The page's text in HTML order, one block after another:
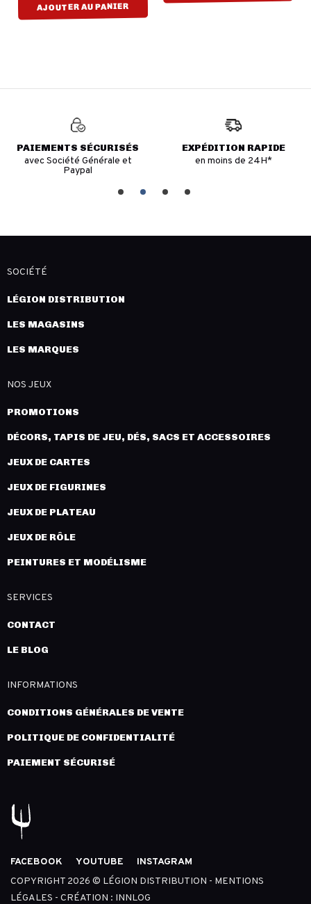
AJOUTER AU PANIER
PAIEMENTS SÉCURISÉS
avec Société Générale et
Paypal
EXPÉDITION RAPIDE
en moins de 24H*
SOCIÉTÉ
LÉGION DISTRIBUTION
LES MAGASINS
LES MARQUES
NOS JEUX
PROMOTIONS
DÉCORS, TAPIS DE JEU, DÉS, SACS ET ACCESSOIRES
JEUX DE CARTES
JEUX DE FIGURINES
JEUX DE PLATEAU
JEUX DE RÔLE
PEINTURES ET MODÉLISME
SERVICES
CONTACT
LE BLOG
INFORMATIONS
CONDITIONS GÉNÉRALES DE VENTE
POLITIQUE DE CONFIDENTIALITÉ
PAIEMENT SÉCURISÉ
FACEBOOK YOUTUBE
INSTAGRAM
COPYRIGHT 2026 © LÉGION DISTRIBUTION - MENTIONS
LÉGALES - CRÉATION : INNLOG